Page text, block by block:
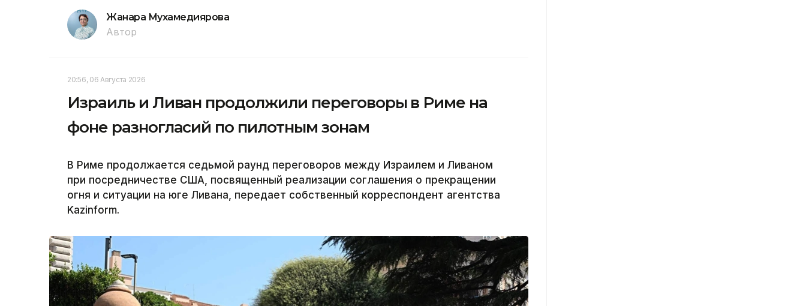
Жанара Мухамедиярова
Автор
20:56, 06 Августа 2026
Израиль и Ливан продолжили переговоры в Риме на
фоне разногласий по пилотным зонам
В Риме продолжается седьмой раунд переговоров между Израилем и Ливаном
при посредничестве США, посвященный реализации соглашения о прекращении
огня и ситуации на юге Ливана, передает собственный корреспондент агентства
Kazinform.